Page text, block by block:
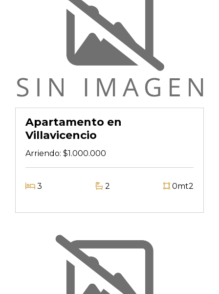
Apartamento en
Villavicencio
Arriendo:$1.000.000
3 2 0mt2